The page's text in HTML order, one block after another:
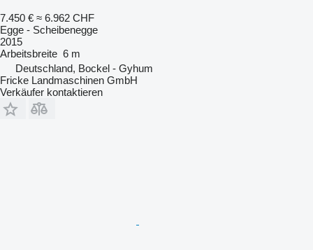
7.450 € ≈ 6.962 CHF
Egge - Scheibenegge
2015
Arbeitsbreite 6 m
Deutschland, Bockel - Gyhum
Fricke Landmaschinen GmbH
Verkäufer kontaktieren